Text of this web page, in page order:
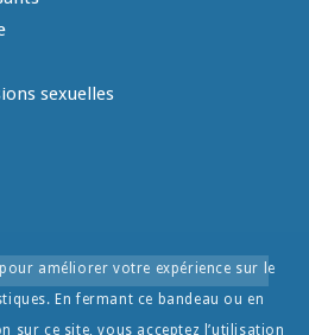
sexuelles
améliorer votre expérience sur le
En fermant ce bandeau ou en
sur ce site, vous acceptez l’utilisation